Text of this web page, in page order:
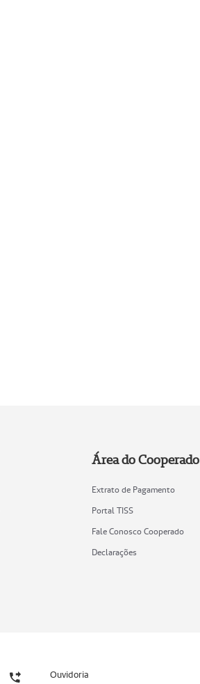
Área do Cooperado
Extrato de Pagamento
Portal TISS
Fale Conosco Cooperado
Declarações
Ouvidoria